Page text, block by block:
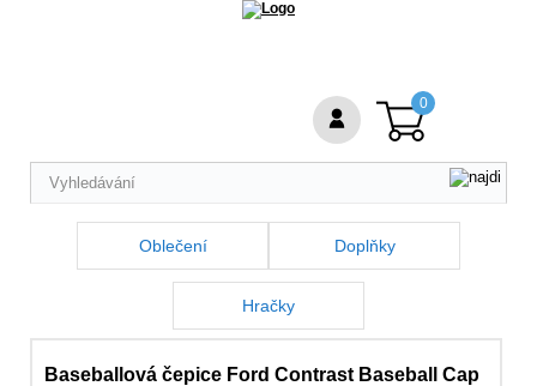
Oblečení Doplňky
Hračky
Baseballová čepice Ford Contrast Baseball Cap
0